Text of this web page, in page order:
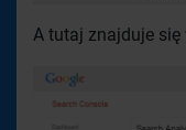
A tutaj znajduje